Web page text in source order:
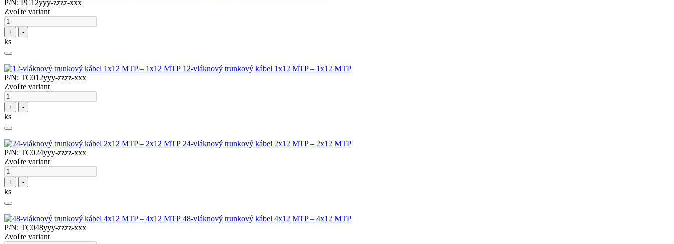
P/N: PC12yyy-zzzz-xxx
Zvoľte variant
+ -
ks
12-vláknový trunkový kábel 1x12 MTP – 1x12 MTP
P/N: TC012yyy-zzzz-xxx
Zvoľte variant
+ -
ks
24-vláknový trunkový kábel 2x12 MTP – 2x12 MTP
P/N: TC024yyy-zzzz-xxx
Zvoľte variant
+ -
ks
48-vláknový trunkový kábel 4x12 MTP – 4x12 MTP
P/N: TC048yyy-zzzz-xxx
Zvoľte variant